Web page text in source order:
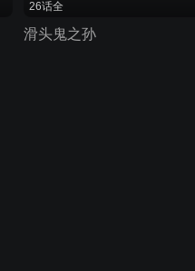
26话全
滑头鬼之孙